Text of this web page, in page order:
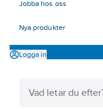
Jobba hos oss
Nya produkter
Logga in